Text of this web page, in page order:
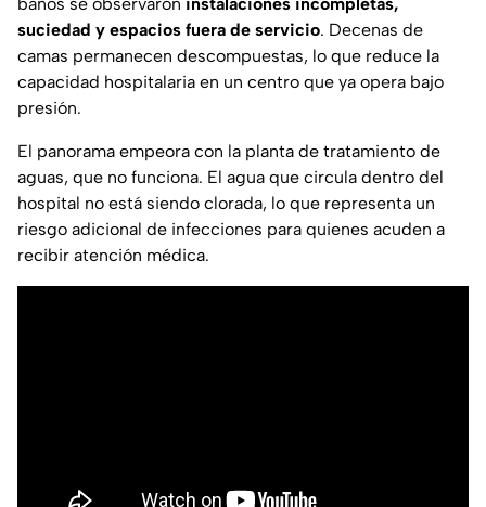
suciedad y espacios fuera de servicio. Decenas de
camas permanecen descompuestas, lo que reduce la
capacidad hospitalaria en un centro que ya opera bajo
presión.
El panorama empeora con la planta de tratamiento de
aguas, que no funciona. El agua que circula dentro del
hospital no está siendo clorada, lo que representa un
riesgo adicional de infecciones para quienes acuden a
recibir atención médica.